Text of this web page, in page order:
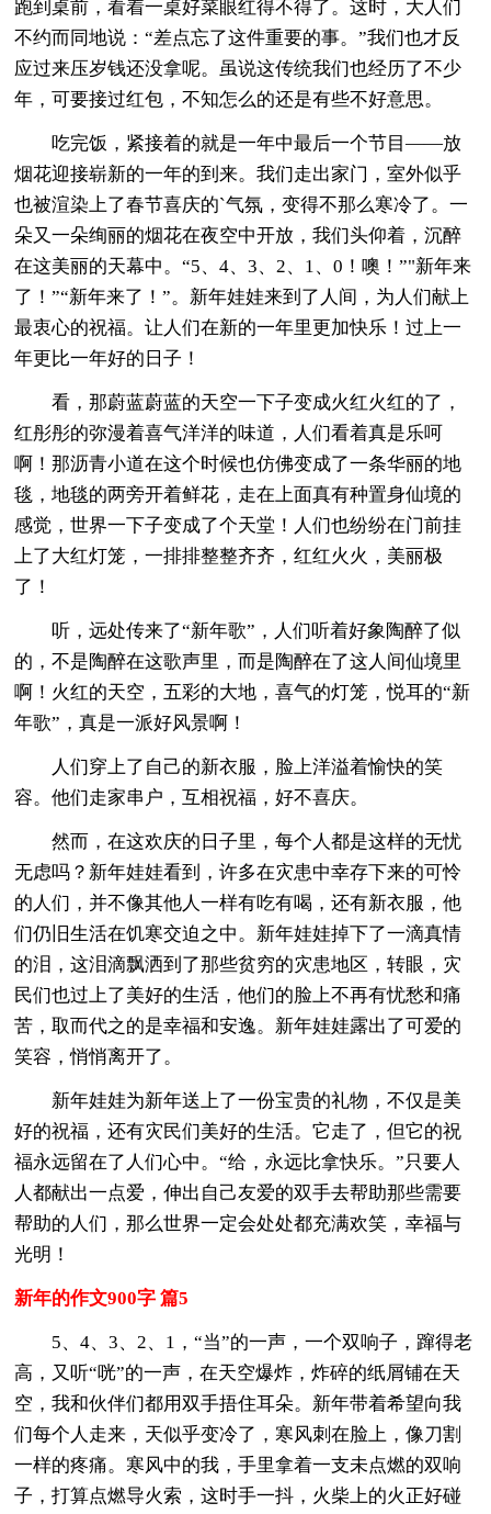
跑到桌前，看着一桌好菜眼红得不得了。这时，大人们
不约而同地说：“差点忘了这件重要的事。”我们也才反
应过来压岁钱还没拿呢。虽说这传统我们也经历了不少
年，可要接过红包，不知怎么的还是有些不好意思。
吃完饭，紧接着的就是一年中最后一个节目——放
烟花迎接崭新的一年的到来。我们走出家门，室外似乎
也被渲染上了春节喜庆的`气氛，变得不那么寒冷了。一
朵又一朵绚丽的烟花在夜空中开放，我们头仰着，沉醉
在这美丽的天幕中。“5、4、3、2、1、0！噢！”"新年来
了！”“新年来了！”。新年娃娃来到了人间，为人们献上
最衷心的祝福。让人们在新的一年里更加快乐！过上一
年更比一年好的日子！
看，那蔚蓝蔚蓝的天空一下子变成火红火红的了，
红彤彤的弥漫着喜气洋洋的味道，人们看着真是乐呵
啊！那沥青小道在这个时候也仿佛变成了一条华丽的地
毯，地毯的两旁开着鲜花，走在上面真有种置身仙境的
感觉，世界一下子变成了个天堂！人们也纷纷在门前挂
上了大红灯笼，一排排整整齐齐，红红火火，美丽极
了！
听，远处传来了“新年歌”，人们听着好象陶醉了似
的，不是陶醉在这歌声里，而是陶醉在了这人间仙境里
啊！火红的天空，五彩的大地，喜气的灯笼，悦耳的“新
年歌”，真是一派好风景啊！
人们穿上了自己的新衣服，脸上洋溢着愉快的笑
容。他们走家串户，互相祝福，好不喜庆。
然而，在这欢庆的日子里，每个人都是这样的无忧
无虑吗？新年娃娃看到，许多在灾患中幸存下来的可怜
的人们，并不像其他人一样有吃有喝，还有新衣服，他
们仍旧生活在饥寒交迫之中。新年娃娃掉下了一滴真情
的泪，这泪滴飘洒到了那些贫穷的灾患地区，转眼，灾
民们也过上了美好的生活，他们的脸上不再有忧愁和痛
苦，取而代之的是幸福和安逸。新年娃娃露出了可爱的
笑容，悄悄离开了。
新年娃娃为新年送上了一份宝贵的礼物，不仅是美
好的祝福，还有灾民们美好的生活。它走了，但它的祝
福永远留在了人们心中。“给，永远比拿快乐。”只要人
人都献出一点爱，伸出自己友爱的双手去帮助那些需要
帮助的人们，那么世界一定会处处都充满欢笑，幸福与
光明！
新年的作文900字 篇5
5、4、3、2、1，“当”的一声，一个双响子，蹿得老
高，又听“咣”的一声，在天空爆炸，炸碎的纸屑铺在天
空，我和伙伴们都用双手捂住耳朵。新年带着希望向我
们每个人走来，天似乎变冷了，寒风刺在脸上，像刀割
一样的疼痛。寒风中的我，手里拿着一支未点燃的双响
子，打算点燃导火索，这时手一抖，火柴上的火正好碰